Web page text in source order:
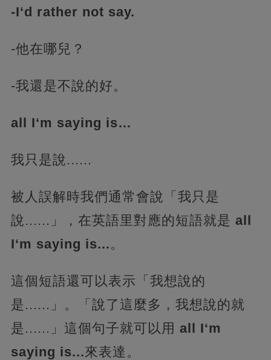
-I‘d rather not say.
-他在哪兒？
-我還是不說的好。
all I‘m saying is…
我只是說......
被人誤解時我們通常會說「我只是
說......」，在英語里對應的短語就是 all
I‘m saying is...。
這個短語還可以表示「我想說的
是......」。「說了這麼多，我想說的就
是......」這個句子就可以用 all I‘m
saying is...來表達。